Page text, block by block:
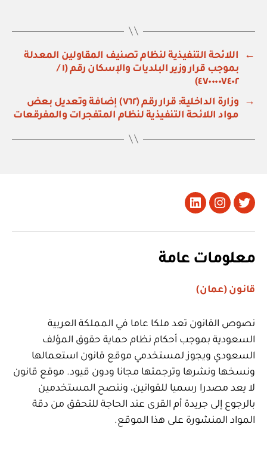
←
اللائحة التنفيذية لنظام تصنيف المقاولين المعدلة
بموجب قرار وزير البلديات والإسكان رقم (١ /
٤٧٠٠٠٠٧٤٠٢)
→
وزارة الداخلية: قرار رقم (٧٦٢) إضافة وتعديل بعض
مواد اللائحة التنفيذية لنظام المتفجرات والمفرقعات
تويتر Instagram
LinkedIn
معلومات عامة
قانون (عمان)
نصوص القانون تعد ملكا عاما في المملكة العربية
السعودية بموجب أحكام نظام حماية حقوق المؤلف
السعودي ويجوز لمستخدمي موقع قانون استعمالها
ونسخها ونشرها وترجمتها مجانا ودون قيود. موقع قانون
لا يعد مصدرا رسميا للقوانين، وننصح المستخدمين
بالرجوع إلى جريدة أم القرى عند الحاجة للتحقق من دقة
المواد المنشورة على هذا الموقع.